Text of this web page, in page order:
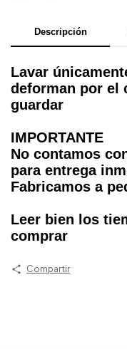
Descripción
Lavar
deforman por el
guardar
IMPORTANTE
No contamos
para entrega
Fabricamos a
Leer bien los
comprar
Compartir